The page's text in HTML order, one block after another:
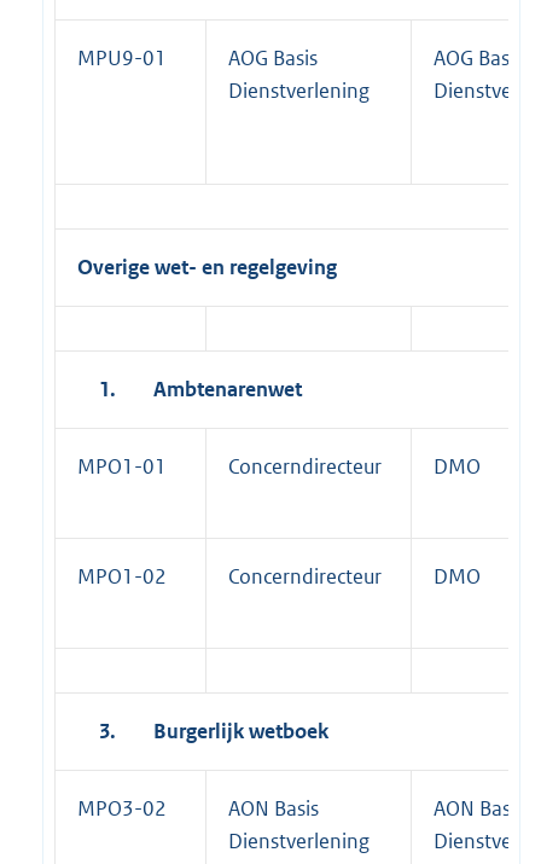
MPU9-01
AOG Basis
Dienstverlening
AOG Basis
Overige wet- en regelgeving
1. Ambtenarenwet
MPO1-01 Concerndirecteur DMO
MPO1-02 Concerndirecteur DMO
3. Burgerlijk wetboek
MPO3-02
AON Basis
Dienstverlening
AON Basis